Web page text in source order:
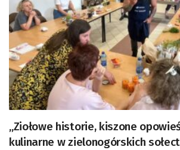
„Ziołowe historie, kiszone
kulinarne w zielonogórskich